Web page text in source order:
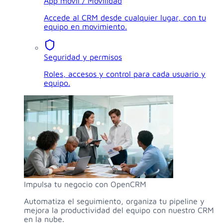
Accede al CRM desde cualquier lugar, con tu
equipo en movimiento.
Seguridad y permisos
Roles, accesos y control para cada usuario y
equipo.
Impulsa tu negocio con OpenCRM
Automatiza el seguimiento, organiza tu pipeline y
mejora la productividad del equipo con nuestro CRM
en la nube.